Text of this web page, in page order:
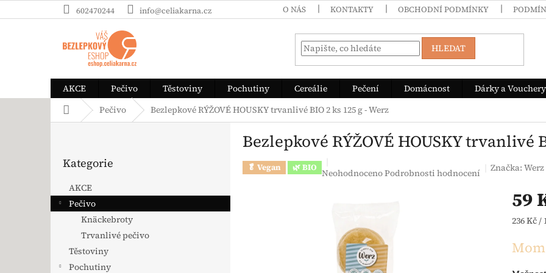
602470244 info@celiakarna.cz O NÁS KONTAKTY OBCHODNÍ PODMÍNKY
HLEDAT
AKCE Pečivo Těstoviny Pochutiny Cereálie Pečení Domácnost Dárky a Vouchery
Domů Pečivo Bezlepkové RÝŽOVÉ HOUSKY trvanlivé BIO 2 ks 125 g - Werz
Kategorie
AKCE
Pečivo
Knäckebroty
Trvanlivé pečivo
Těstoviny
Pochutiny
Bezlepkové RÝŽOVÉ HOUSKY trvanlivé
🥬 Vegan 🌿 BIO Průměrné hodnocení produktu je 0,0 z 5 hvězdiček.
NeohodnocenoPodrobnosti hodnocení Značka:Werz
59
Měrná
236 Kč /